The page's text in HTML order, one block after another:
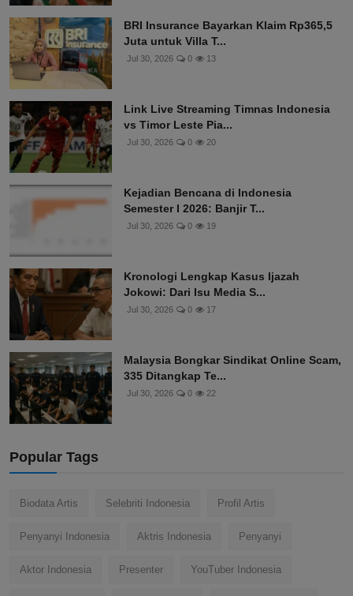
BRI Insurance Bayarkan Klaim Rp365,5
Juta untuk Villa T...
Jul 30, 2026 0 13
Link Live Streaming Timnas Indonesia
vs Timor Leste Pia...
Jul 30, 2026 0 20
Kejadian Bencana di Indonesia
Semester I 2026: Banjir T...
Jul 30, 2026 0 19
Kronologi Lengkap Kasus Ijazah
Jokowi: Dari Isu Media S...
Jul 30, 2026 0 17
Malaysia Bongkar Sindikat Online Scam,
335 Ditangkap Te...
Jul 30, 2026 0 22
Popular Tags
Biodata Artis Selebriti Indonesia Profil Artis
Penyanyi Indonesia Aktris Indonesia Penyanyi
Aktor Indonesia Presenter YouTuber Indonesia